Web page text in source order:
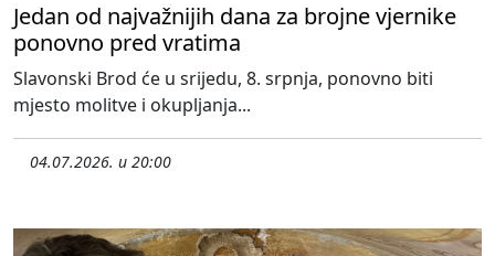
Jedan od najvažnijih dana za brojne vjernike
ponovno pred vratima
Slavonski Brod će u srijedu, 8. srpnja, ponovno biti
mjesto molitve i okupljanja...
04.07.2026. u 20:00